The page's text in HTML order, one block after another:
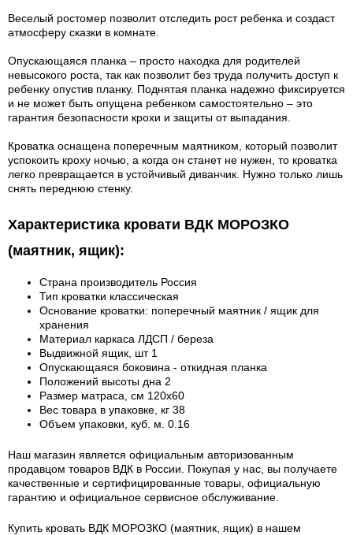
Веселый ростомер позволит отследить рост ребенка и создаст
атмосферу сказки в комнате.
Опускающаяся планка – просто находка для родителей
невысокого роста, так как позволит без труда получить доступ к
ребенку опустив планку. Поднятая планка надежно фиксируется
и не может быть опущена ребенком самостоятельно – это
гарантия безопасности крохи и защиты от выпадания.
Кроватка оснащена поперечным маятником, который позволит
успокоить кроху ночью, а когда он станет не нужен, то кроватка
легко превращается в устойчивый диванчик. Нужно только лишь
снять переднюю стенку.
Характеристика кровати ВДК МОРОЗКО
(маятник, ящик):
Страна производитель Россия
Тип кроватки классическая
Основание кроватки: поперечный маятник / ящик для
хранения
Материал каркаса ЛДСП / береза
Выдвижной ящик, шт 1
Опускающаяся боковина - откидная планка
Положений высоты дна 2
Размер матраса, см 120х60
Вес товара в упаковке, кг 38
Объем упаковки, куб. м. 0.16
Наш магазин является официальным авторизованным
продавцом товаров ВДК в России.
Покупая у нас, вы получаете
качественные и сертифицированные товары, официальную
гарантию и официальное сервисное обслуживание.
Купить кровать ВДК МОРОЗКО (маятник, ящик) в нашем